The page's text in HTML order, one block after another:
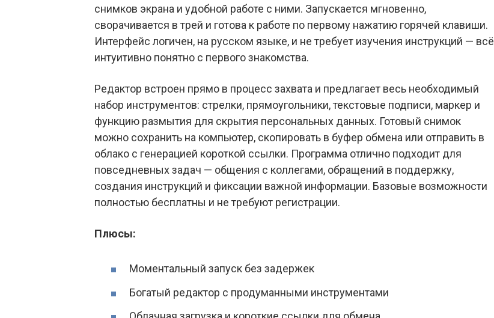
снимков экрана и удобной работе с ними. Запускается мгновенно,
сворачивается в трей и готова к работе по первому нажатию горячей клавиши.
Интерфейс логичен, на русском языке, и не требует изучения инструкций — всё
интуитивно понятно с первого знакомства.
Редактор встроен прямо в процесс захвата и предлагает весь необходимый
набор инструментов: стрелки, прямоугольники, текстовые подписи, маркер и
функцию размытия для скрытия персональных данных. Готовый снимок
можно сохранить на компьютер, скопировать в буфер обмена или отправить в
облако с генерацией короткой ссылки. Программа отлично подходит для
повседневных задач — общения с коллегами, обращений в поддержку,
создания инструкций и фиксации важной информации. Базовые возможности
полностью бесплатны и не требуют регистрации.
Плюсы:
Моментальный запуск без задержек
Богатый редактор с продуманными инструментами